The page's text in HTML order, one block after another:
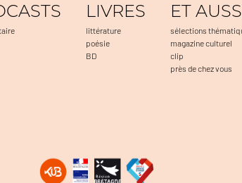
LIVRES
littérature
poésie
BD
ET
sélections
magazine culturel
clip
près de chez vous